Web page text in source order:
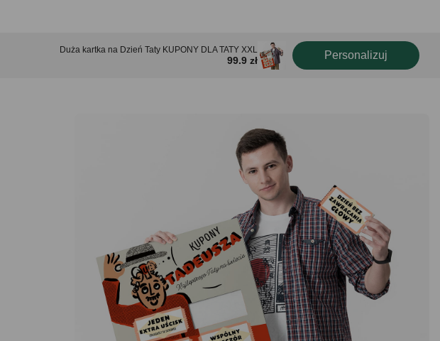
Duża kartka na Dzień Taty KUPONY DLA TATY XXL
99.9 zł Personalizuj